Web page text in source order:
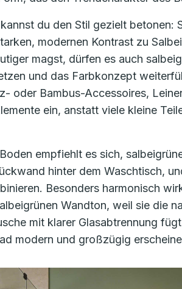
du den Stil gezielt
modernen Kontrast zu
magst, dürfen es auch
und das Farbkonzept
oder Bambus-Accessoires,
ein, anstatt viele kleine
empfiehlt es sich,
hinter dem Waschtisch,
Besonders harmonisch
Wandton, weil sie die
mit klarer Glasabtrennung
modern und großzügig